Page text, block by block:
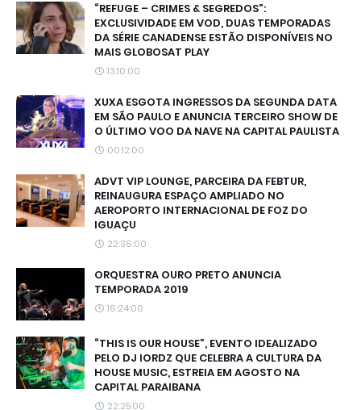
“REFUGE – CRIMES & SEGREDOS”:
EXCLUSIVIDADE EM VOD, DUAS TEMPORADAS
DA SÉRIE CANADENSE ESTÃO DISPONÍVEIS NO
MAIS GLOBOSAT PLAY
13:10:00
XUXA ESGOTA INGRESSOS DA SEGUNDA DATA
EM SÃO PAULO E ANUNCIA TERCEIRO SHOW DE
O ÚLTIMO VOO DA NAVE NA CAPITAL PAULISTA
00:12:00
ADVT VIP LOUNGE, PARCEIRA DA FEBTUR,
REINAUGURA ESPAÇO AMPLIADO NO
AEROPORTO INTERNACIONAL DE FOZ DO
IGUAÇU
22:36:00
ORQUESTRA OURO PRETO ANUNCIA
TEMPORADA 2019
16:24:00
“THIS IS OUR HOUSE”, EVENTO IDEALIZADO
PELO DJ IORDZ QUE CELEBRA A CULTURA DA
HOUSE MUSIC, ESTREIA EM AGOSTO NA
CAPITAL PARAIBANA
22:25:00